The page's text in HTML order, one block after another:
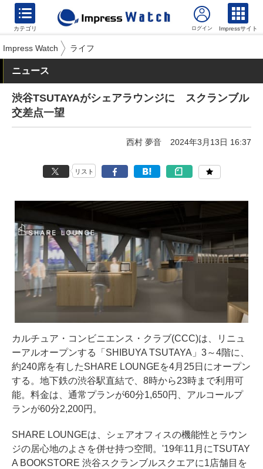
カテゴリ Impressサイト
Impress Watch ライフ
ニュース
渋谷TSUTAYAがシェアラウンジに スクランブル
交差点一望
西村 夢音 2024年3月13日 16:37
リスト
カルチュア・コンビニエンス・クラブ(CCC)は、リニュ
ーアルオープンする「SHIBUYA TSUTAYA」3～4階に、
約240席を有したSHARE LOUNGEを4月25日にオープン
する。地下鉄の渋谷駅直結で、8時から23時まで利用可
能。料金は、通常プランが60分1,650円、アルコールプ
ランが60分2,200円。
SHARE LOUNGEは、シェアオフィスの機能性とラウン
ジの居心地のよさを併せ持つ空間。'19年11月にTSUTAY
A BOOKSTORE 渋谷スクランブルスクエアに1店舗目を